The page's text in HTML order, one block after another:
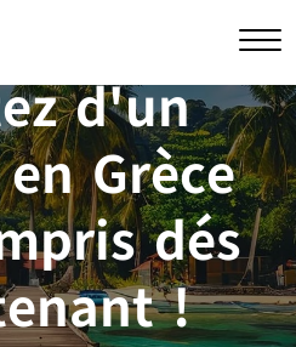
d'un
Grèce
dés
!